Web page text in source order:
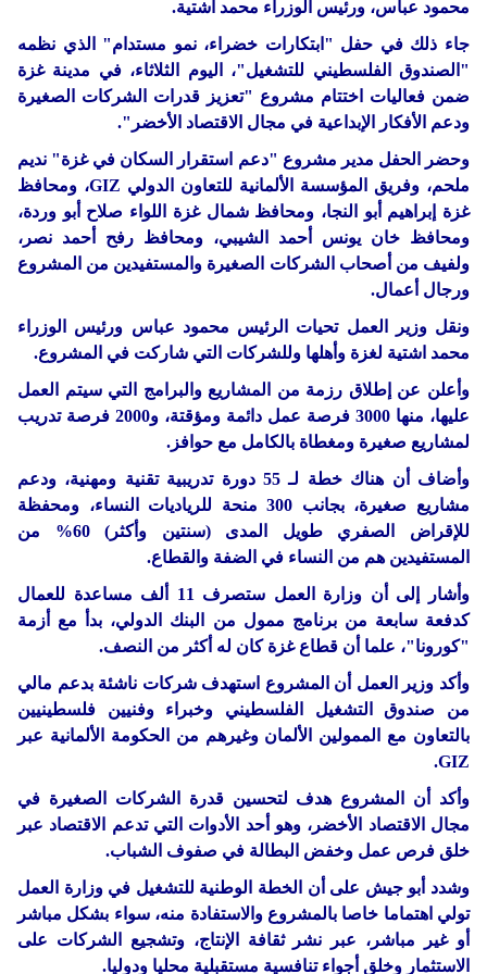
محمود عباس، ورئيس الوزراء محمد اشتية.
جاء ذلك في حفل "ابتكارات خضراء، نمو مستدام" الذي نظمه
"الصندوق الفلسطيني للتشغيل"، اليوم الثلاثاء، في مدينة غزة
ضمن فعاليات اختتام مشروع "تعزيز قدرات الشركات الصغيرة
ودعم الأفكار الإبداعية في مجال الاقتصاد الأخضر".
وحضر الحفل مدير مشروع "دعم استقرار السكان في غزة" نديم
ملحم، وفريق المؤسسة الألمانية للتعاون الدولي GIZ، ومحافظ
غزة إبراهيم أبو النجا، ومحافظ شمال غزة اللواء صلاح أبو وردة،
ومحافظ خان يونس أحمد الشيبي، ومحافظ رفح أحمد نصر،
ولفيف من أصحاب الشركات الصغيرة والمستفيدين من المشروع
ورجال أعمال.
ونقل وزير العمل تحيات الرئيس محمود عباس ورئيس الوزراء
محمد اشتية لغزة وأهلها وللشركات التي شاركت في المشروع.
وأعلن عن إطلاق رزمة من المشاريع والبرامج التي سيتم العمل
عليها، منها 3000 فرصة عمل دائمة ومؤقتة، و2000 فرصة تدريب
لمشاريع صغيرة ومغطاة بالكامل مع حوافز.
وأضاف أن هناك خطة لـ 55 دورة تدريبية تقنية ومهنية، ودعم
مشاريع صغيرة، بجانب 300 منحة للرياديات النساء، ومحفظة
للإقراض الصفري طويل المدى (سنتين وأكثر) 60% من
المستفيدين هم من النساء في الضفة والقطاع.
وأشار إلى أن وزارة العمل ستصرف 11 ألف مساعدة للعمال
كدفعة سابعة من برنامج ممول من البنك الدولي، بدأ مع أزمة
"كورونا"، علما أن قطاع غزة كان له أكثر من النصف.
وأكد وزير العمل أن المشروع استهدف شركات ناشئة بدعم مالي
من صندوق التشغيل الفلسطيني وخبراء وفنيين فلسطينيين
بالتعاون مع الممولين الألمان وغيرهم من الحكومة الألمانية عبر
GIZ.
وأكد أن المشروع هدف لتحسين قدرة الشركات الصغيرة في
مجال الاقتصاد الأخضر، وهو أحد الأدوات التي تدعم الاقتصاد عبر
خلق فرص عمل وخفض البطالة في صفوف الشباب.
وشدد أبو جيش على أن الخطة الوطنية للتشغيل في وزارة العمل
تولي اهتماما خاصا بالمشروع والاستفادة منه، سواء بشكل مباشر
أو غير مباشر، عبر نشر ثقافة الإنتاج، وتشجيع الشركات على
الاستثمار وخلق أجواء تنافسية مستقبلية محليا ودوليا.